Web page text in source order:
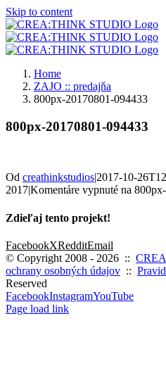
Skip to content
Home
ZAJO :: predajňa
800px-20170801-094433
800px-20170801-094433
Od creathinkstudios|2017-10-
2017|Komentáre vypnuté na
Zdieľaj tento projekt!
FacebookXRedditEmail
© Copyright 2008 - 2026 ::
ochrany osobných údajov ::
Reserved
FacebookInstagramYouTube
Page load link